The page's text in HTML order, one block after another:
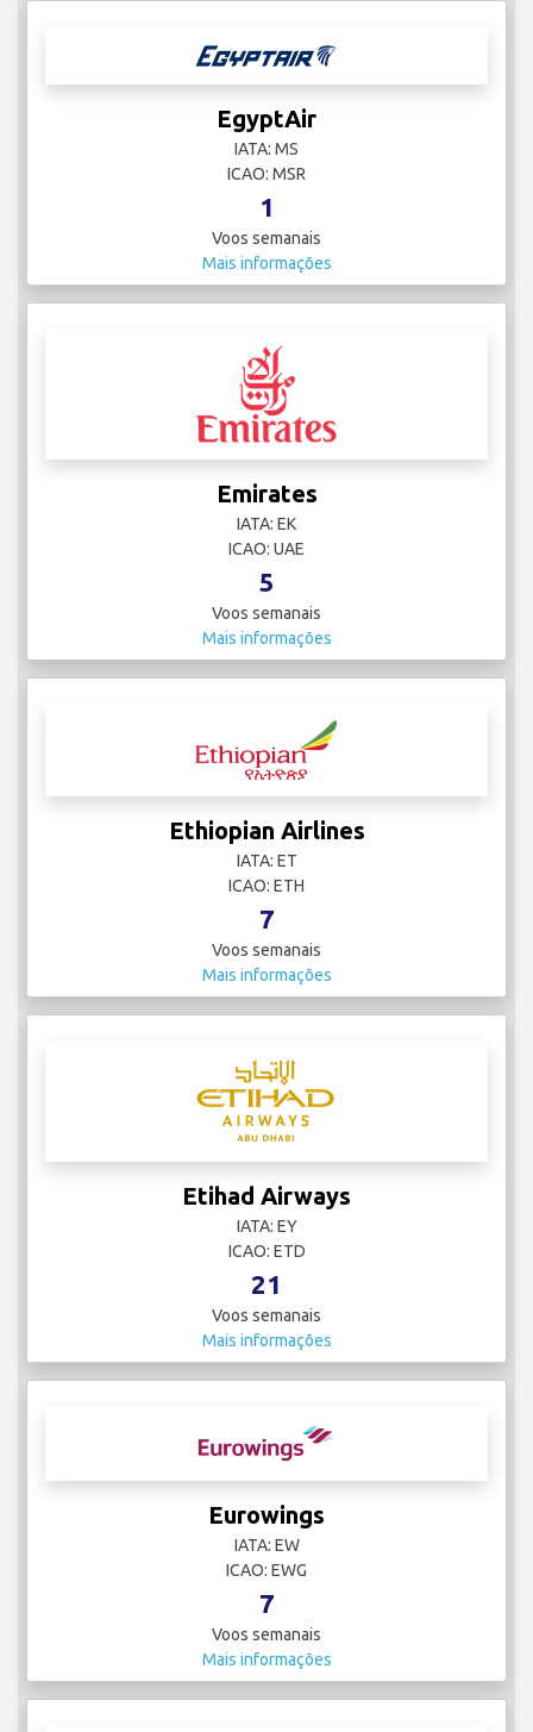
EgyptAir
IATA: MS
ICAO: MSR
1
Voos semanais
Mais informações
Emirates
IATA: EK
ICAO: UAE
5
Voos semanais
Mais informações
Ethiopian Airlines
IATA: ET
ICAO: ETH
7
Voos semanais
Mais informações
Etihad Airways
IATA: EY
ICAO: ETD
21
Voos semanais
Mais informações
Eurowings
IATA: EW
ICAO: EWG
7
Voos semanais
Mais informações